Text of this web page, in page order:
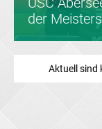
der
Aktuell sind